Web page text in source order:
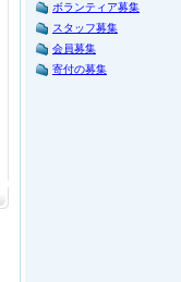
ボランティア募集
スタッフ募集
会員募集
寄付の募集